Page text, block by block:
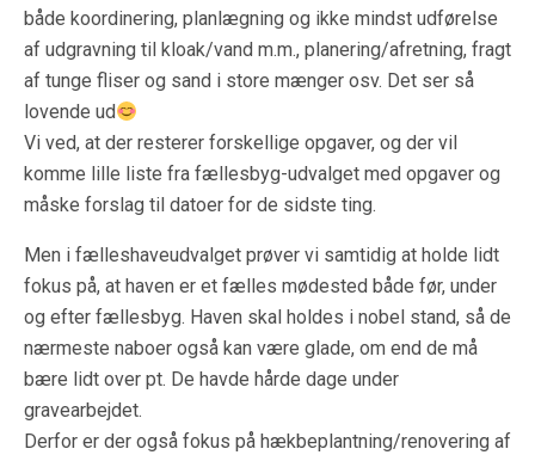
både koordinering, planlægning og ikke mindst udførelse
af udgravning til kloak/vand m.m., planering/afretning, fragt
af tunge fliser og sand i store mænger osv. Det ser så
lovende ud
Vi ved, at der resterer forskellige opgaver, og der vil
komme lille liste fra fællesbyg-udvalget med opgaver og
måske forslag til datoer for de sidste ting.
Men i fælleshaveudvalget prøver vi samtidig at holde lidt
fokus på, at haven er et fælles mødested både før, under
og efter fællesbyg. Haven skal holdes i nobel stand, så de
nærmeste naboer også kan være glade, om end de må
bære lidt over pt. De havde hårde dage under
gravearbejdet.
Derfor er der også fokus på hækbeplantning/renovering af